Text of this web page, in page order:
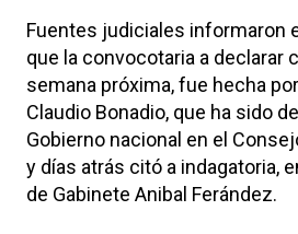
Fuentes judiciales informaron
que la convocotaria a declarar
semana próxima, fue hecha
Claudio Bonadio, que ha sido
Gobierno nacional en el
y días atrás citó a indagatoria,
de Gabinete Anibal Ferández.